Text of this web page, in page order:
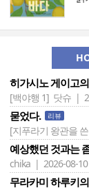
히가시노 게이고
[백야행 1] 닷슈 |
묻었다. 리뷰
[지푸라기 왕관을
예상했던 것과는
chika | 2026-08-10
무라카미 하루키